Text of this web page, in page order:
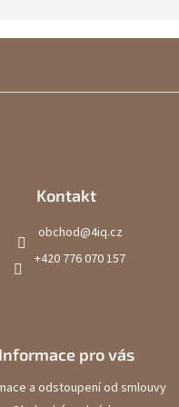
Kontakt
obchod@4iq.cz
+420 776 070 157
Informace pro vás
a odstoupení od smlouvy